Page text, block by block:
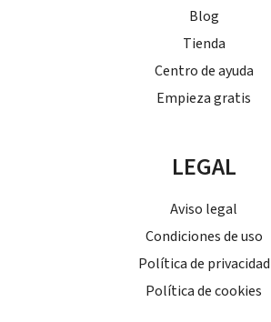
Blog
Tienda
Centro de ayuda
Empieza gratis
LEGAL
Aviso legal
Condiciones de uso
Política de privacidad
Política de cookies